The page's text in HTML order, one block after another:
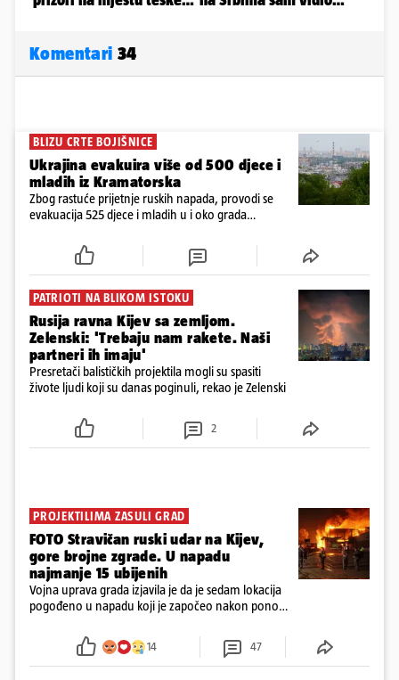
Komentari 34
BLIZU CRTE BOJIŠNICE
Ukrajina evakuira više od 500 djece i
mladih iz Kramatorska
Zbog rastuće prijetnje ruskih napada, provodi se
evakuacija 525 djece i mladih u i oko grada
PATRIOTI NA BLIKOM ISTOKU
Rusija ravna Kijev sa zemljom.
Zelenski: 'Trebaju nam rakete. Naši
partneri ih imaju'
Presretači balističkih projektila mogli su spasiti
živote ljudi koji su danas poginuli, rekao je Zelenski
2
PROJEKTILIMA ZASULI GRAD
FOTO Stravičan ruski udar na Kijev,
gore brojne zgrade. U napadu
najmanje 15 ubijenih
Vojna uprava grada izjavila je da je sedam lokacija
pogođeno u napadu koji je započeo nakon ponoći.
snazi ​​više od jedan sat.
14 47